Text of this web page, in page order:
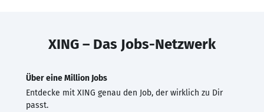
XING – Das Jobs-Netzwerk
Über eine Million Jobs
Entdecke mit XING genau den Job, der wirklich zu Dir
passt.